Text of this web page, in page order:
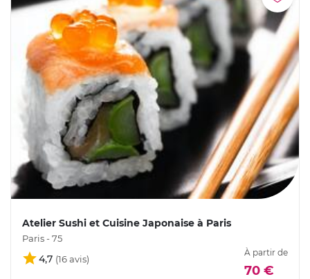
Atelier Sushi et Cuisine Japonaise à Paris
Paris - 75
4,7
À partir de
70 €